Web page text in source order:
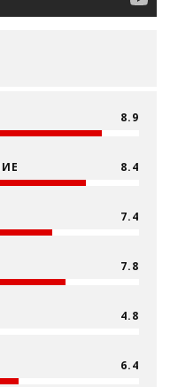
8.9
8.4
7.4
7.8
4.8
6.4